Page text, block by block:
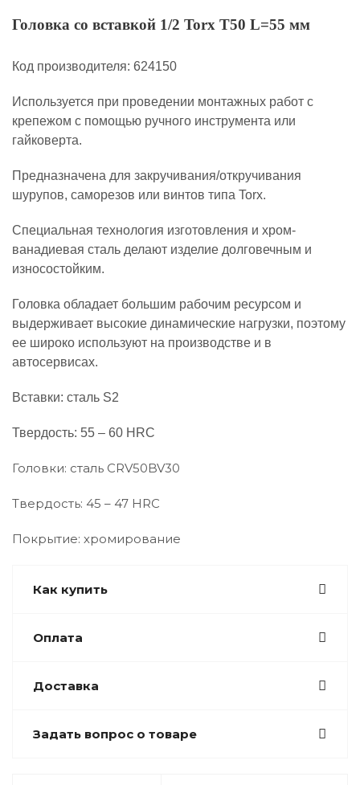
Головка со вставкой 1/2 Torx T50 L=55 мм
Код производителя: 624150
Используется при проведении монтажных работ с
крепежом с помощью ручного инструмента или
гайковерта.
Предназначена для закручивания/откручивания
шурупов, саморезов или винтов типа Torx.
Специальная технология изготовления и хром-
ванадиевая сталь делают изделие долговечным и
износостойким.
Головка обладает большим рабочим ресурсом и
выдерживает высокие динамические нагрузки, поэтому
ее широко используют на производстве и в
автосервисах.
Вставки: сталь S2
Твердость: 55 – 60 HRC
Головки: сталь CRV50BV30
Твердость: 45 – 47 HRC
Покрытие: хромирование
Как купить
Оплата
Доставка
Задать вопрос о товаре